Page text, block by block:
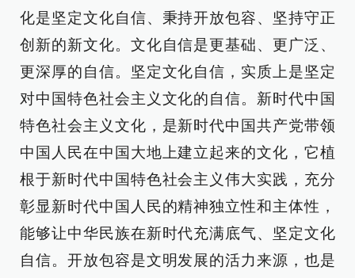
化是坚定文化自信、秉持开放包容、坚持守正
创新的新文化。文化自信是更基础、更广泛、
更深厚的自信。坚定文化自信，实质上是坚定
对中国特色社会主义文化的自信。新时代中国
特色社会主义文化，是新时代中国共产党带领
中国人民在中国大地上建立起来的文化，它植
根于新时代中国特色社会主义伟大实践，充分
彰显新时代中国人民的精神独立性和主体性，
能够让中华民族在新时代充满底气、坚定文化
自信。开放包容是文明发展的活力来源，也是